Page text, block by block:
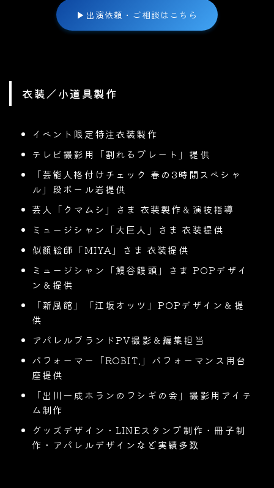
▶ 出演依頼・ご相談はこちら
衣装／小道具製作
イベント限定特注衣装製作
テレビ撮影用「割れるプレート」提供
「芸能人格付けチェック 春の3時間スペシャ
ル」段ボール岩提供
芸人「クマムシ」さま 衣装製作＆演技指導
ミュージシャン「大巨人」さま 衣装提供
似顔絵師「MIYA」さま 衣装提供
ミュージシャン「鰻谷饅頭」さま POPデザイ
ン＆提供
「新風館」「江坂オッツ」POPデザイン＆提
供
アパレルブランドPV撮影＆編集担当
パフォーマー「ROBIT.」パフォーマンス用台
座提供
「出川一成ホランのフシギの会」撮影用アイテ
ム制作
グッズデザイン・LINEスタンプ制作・冊子制
作・アパレルデザインなど実績多数